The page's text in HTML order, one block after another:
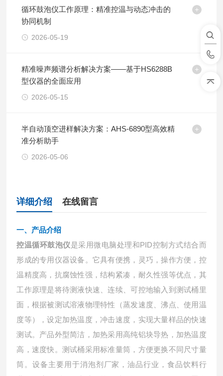
循环鼓泡仪工作原理：精准控温与动态冲击的
协同机制
2026-05-19
精准噪声频谱分析解决方案——基于HS6288B
型仪器的全面应用
2026-05-15
半自动顶空进样解决方案：AHS-6890型高效精
准分析助手
2026-05-06
详细介绍 在线留言
一、产品介绍
控温循环鼓泡仪是采用微电脑处理和PID控制方式结合而
形成的专用仪器设备。它具有便携，灵巧，操作方便，控
温精度高，抗腐蚀性强，结构紧凑，耐久性强等优点，其
工作原理是将待测液快速、连续、可控地输入到测试桶里
面，根据被测试溶液物理特性（蒸发速度、沸点、使用温
度等），设定加热温度，冲击速度，实现大量样品的快速
测试。产品外型简洁，加热采用高纯铝块导热，加热温度
高，速度快。测试桶采用标准量筒，方便更换不同尺寸量
筒。设备主要用于消泡剂厂家，油品行业，食品饮料行